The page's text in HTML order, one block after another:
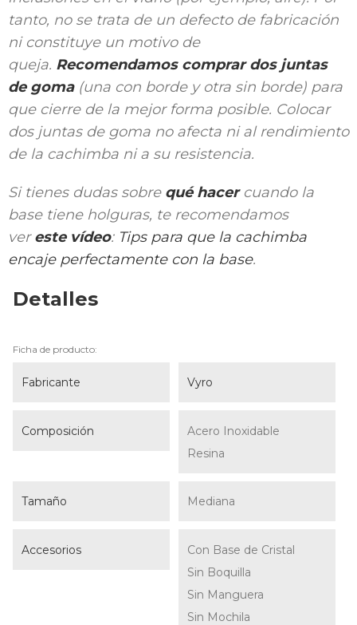
tanto, no se trata de un defecto de fabricación
ni constituye un motivo de
queja. Recomendamos comprar dos juntas
de goma(una con borde y otra sin borde) para
que cierre de la mejor forma posible. Colocar
dos juntas de goma no afecta ni al rendimiento
de la cachimba ni a su resistencia.
Si tienes dudas sobre qué hacercuando la
base tiene holguras, te recomendamos
vereste vídeo: Tips para que la cachimba
encaje perfectamente con la base.
Detalles
Ficha de producto:
Fabricante Vyro
Composición
Acero Inoxidable
Resina
Tamaño Mediana
Accesorios
Con Base de Cristal
Sin Boquilla
Sin Manguera
Sin Mochila